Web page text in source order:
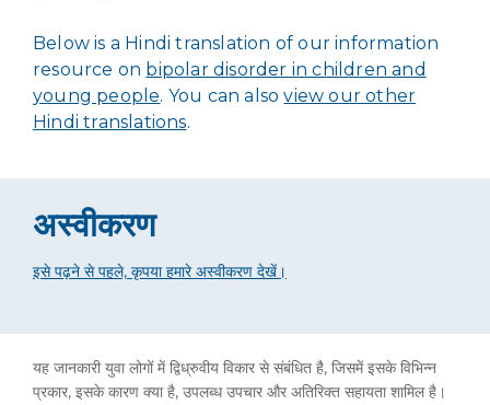
Below is a Hindi translation of our information
resource on bipolar disorder in children and
young people. You can alsoview our other
Hindi translations.
अस्वीकरण
इसे पढ़ने से पहले, कृपया हमारे अस्वीकरण देखें।
यह जानकारी युवा लोगों में द्विध्रुवीय विकार से संबंधित है, जिसमें इसके विभिन्न
प्रकार, इसके कारण क्या है, उपलब्ध उपचार और अतिरिक्त सहायता शामिल है।